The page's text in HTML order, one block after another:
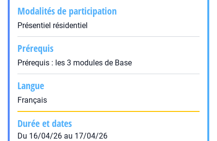
Modalités de participation
Présentiel résidentiel
Prérequis
Prérequis : les 3 modules de Base
Langue
Français
Durée et dates
Du 16/04/26 au 17/04/26